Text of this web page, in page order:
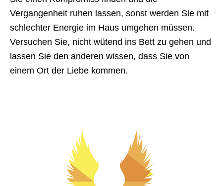
Vergangenheit ruhen lassen, sonst werden Sie mit
schlechter Energie im Haus umgehen müssen.
Versuchen Sie, nicht wütend ins Bett zu gehen und
lassen Sie den anderen wissen, dass Sie von
einem Ort der Liebe kommen.